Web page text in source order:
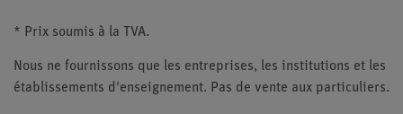
* Prix soumis à la TVA.
Nous ne fournissons que les entreprises, les institutions et les
établissements d'enseignement. Pas de vente aux particuliers.